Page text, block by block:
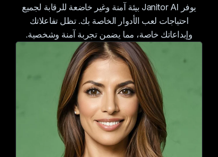
يوفر Janitor AI بيئة آمنة وغير خاضعة للرقابة لجميع
احتياجات لعب الأدوار الخاصة بك. تظل تفاعلاتك
وإبداعاتك خاصة، مما يضمن تجربة آمنة وشخصية.